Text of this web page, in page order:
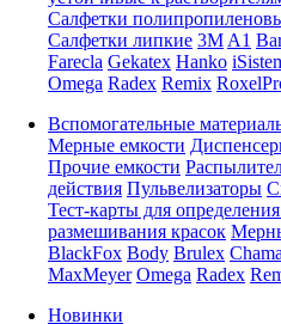
Салфетки
Салфетки липкие 3M A1
Farecla Gekatex Hanko
Omega Radex Remix
Вспомогательные
Мерные емкости
Прочие емкости
действия Пульвелизаторы
Тест-карты для
размешивания красок
BlackFox Body Brulex
MaxMeyer Omega Radex
Новинки